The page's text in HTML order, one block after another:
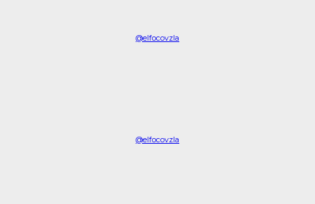
@elfocovzla
@elfocovzla